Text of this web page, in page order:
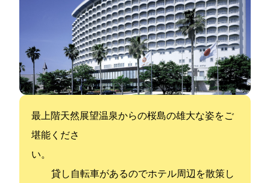
最上階天然展望温泉からの桜島の雄大な姿をご
堪能くださ
い。
貸し自転車があるのでホテル周辺を散策し